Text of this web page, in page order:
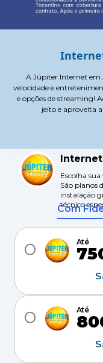
A Júpiter Internet em
velocidade e
e opções de streaming!
jeito e aproveita
Escolha
São planos
instalação
técnico
Com
Até
Até